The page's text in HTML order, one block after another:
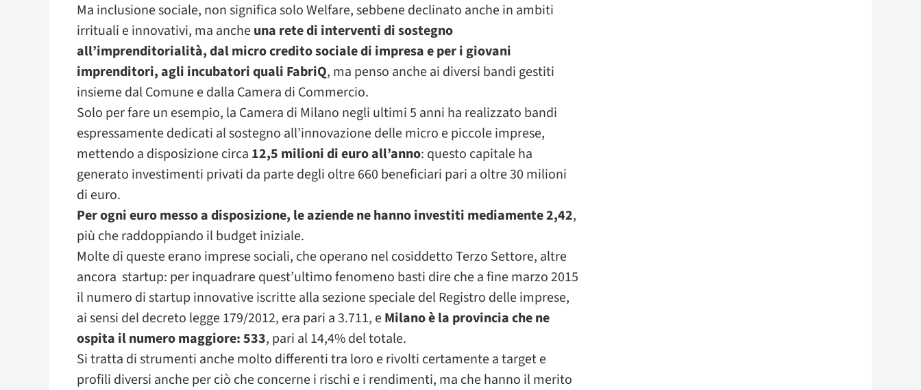
Ma inclusione sociale, non significa solo Welfare, sebbene declinato anche in ambiti
irrituali e innovativi, ma ancheuna rete di interventi di sostegno
all’imprenditorialità, dal micro credito sociale di impresa e per i giovani
imprenditori, agli incubatori quali FabriQ, ma penso anche ai diversi bandi gestiti
insieme dal Comune e dalla Camera di Commercio.
Solo per fare un esempio, la Camera di Milano negli ultimi 5 anni ha realizzato bandi
espressamente dedicati al sostegno all’innovazione delle micro e piccole imprese,
mettendo a disposizione circa 12,5 milioni di euro all’anno: questo capitale ha
generato investimenti privati da parte degli oltre 660 beneficiari pari a oltre 30 milioni
di euro.
Per ogni euro messo a disposizione, le aziende ne hanno investiti mediamente 2,42,
più che raddoppiando il budget iniziale.
Molte di queste erano imprese sociali, che operano nel cosiddetto Terzo Settore, altre
ancora startup: per inquadrare quest’ultimo fenomeno basti dire che a fine marzo 2015
il numero di startup innovative iscritte alla sezione speciale del Registro delle imprese,
ai sensi del decreto legge 179/2012, era pari a 3.711, eMilano è la provincia che ne
ospita il numero maggiore: 533, pari al 14,4% del totale.
Si tratta di strumenti anche molto differenti tra loro e rivolti certamente a target e
profili diversi anche per ciò che concerne i rischi e i rendimenti, ma che hanno il merito